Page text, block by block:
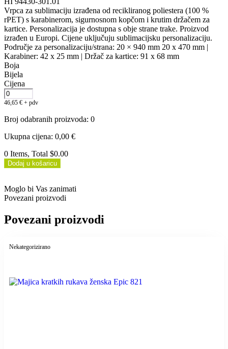
Vrpca za sublimaciju izrađena od recikliranog poliestera (100 %
rPET) s karabinerom, sigurnosnom kopčom i krutim držačem za
kartice. Personalizacija je dostupna s obje strane trake. Proizvod
izrađen u Europi. Cijene uključuju sublimacijsku personalizaciju.
Područje za personalizaciju/strana: 20 × 940 mm 20 x 470 mm |
Karabiner: 42 x 25 mm | Držač za kartice: 91 x 68 mm
Boja
Bijela
Cijena
46,65 € + pdv
Broj odabranih proizvoda: 0
Ukupna cijena: 0,00 €
0 Items, Total $0.00
Dodaj u košaricu
Moglo bi Vas zanimati
Povezani proizvodi
Povezani proizvodi
Nekategorizirano